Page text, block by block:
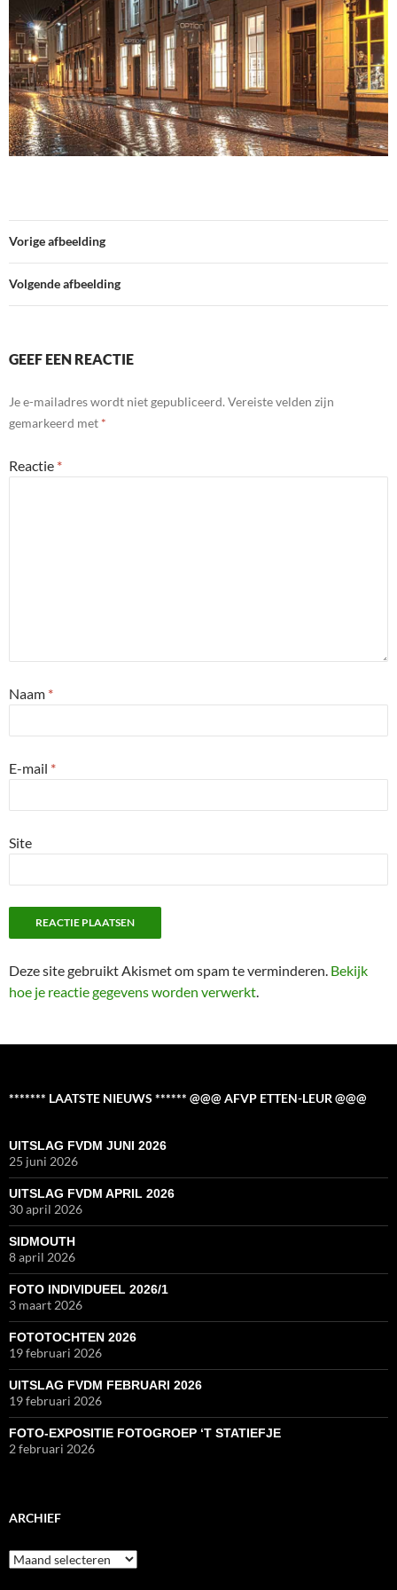
Vorige afbeelding
Volgende afbeelding
GEEF EEN REACTIE
Je e-mailadres wordt niet gepubliceerd. Vereiste velden zijn
gemarkeerd met *
Reactie *
Naam *
E-mail *
Site
Deze site gebruikt Akismet om spam te verminderen. Bekijk
hoe je reactie gegevens worden verwerkt
******* LAATSTE NIEUWS ****** @@@ AFVP ETTEN-LEUR @@@
UITSLAG FVDM JUNI 2026
25 juni 2026
UITSLAG FVDM APRIL 2026
30 april 2026
SIDMOUTH
8 april 2026
FOTO INDIVIDUEEL 2026/1
3 maart 2026
FOTOTOCHTEN 2026
19 februari 2026
UITSLAG FVDM FEBRUARI 2026
19 februari 2026
FOTO-EXPOSITIE FOTOGROEP ‘T STATIEFJE
2 februari 2026
ARCHIEF
Archief